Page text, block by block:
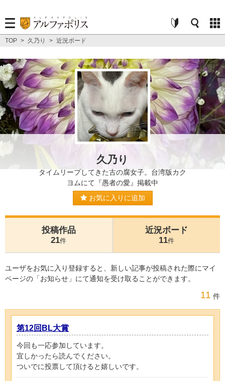
TOP > 久乃り > 近況ボード
久乃り
タイムリープしてきた古の腐女子。台湾版カク
ヨムにて『愚者の愛』掲載中
お気に入りに追加
投稿作品
21件
近況ボード
11件
ユーザをお気に入り登録すると、新しい記事が投稿された際にマイ
ページの「お知らせ」にて通知を受け取ることができます。
11 件
第12回BL大賞
今回も一応参加しています。
宜しかったら読んでください。
ついでに投票して頂けると嬉しいです。